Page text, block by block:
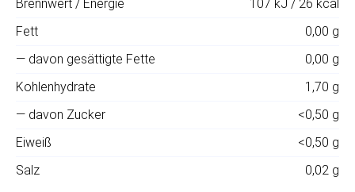
Brennwert / Energie
107 kJ / 26 kcal
Fett
0,00 g
— davon gesättigte Fette
0,00 g
Kohlenhydrate
1,70 g
— davon Zucker
<0,50 g
Eiweiß
<0,50 g
Salz
0,02 g